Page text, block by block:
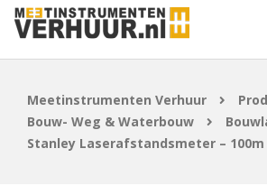
Meetinstrumenten Verhuur
Bouw- Weg & Waterbouw
Stanley Laserafstandsmeter – 100m